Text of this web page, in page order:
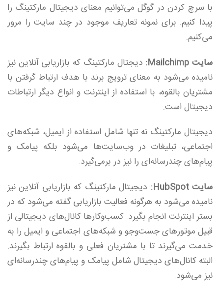
با سرچ کردن در گوگل می‌توانیم معنای دیجیتال مارکتینگ را
پیدا کنیم. برای نمونه تعاریف موجود در چند سایت را مرور
می‌کنیم.
سایت Mailchimp:
دیجتال مارکتینگ که بازاریابی آنلاین نیز
نامیده می‌شود به معنای ترویج برند با هدف ارتباط گرفتن با
مشتریان بالقوه، با استفاده از اینترنت و انواع دیگر ارتباطات
دیجیتال است.
دیجیتال مارکتینگ نه تنها شامل استفاده از ایمیل، شبکه‌های
اجتماعی، تبلیغات در وب‌سایت‌ها می‌شود بلکه پیامک و
پیام‌های چندرسانه‌ای را نیز در برمی‌گیرد.
سایت HubSpot:
دیجیتال مارکتینگ که بازاریابی آنلاین نیز
نامیده‌ می‌شود به هرگونه فعالیت بازاریابی گفته می‌شود که در
بستر اینترنت انجام بگیرد. کسب‌وکارها کانال‌های دیجیتالی از
قبیل موتورهای جست‌وجو و شبکه‌های اجتماعی و ایمیل را به
‌خدمت می‌گیرند تا با مشتریان فعلی و بالقوه ارتباط بگیرند.
البته کانال‌های دیجیتال شامل پیامک و پیام‌های چندرسانه‌ای
نیز می‌شود.